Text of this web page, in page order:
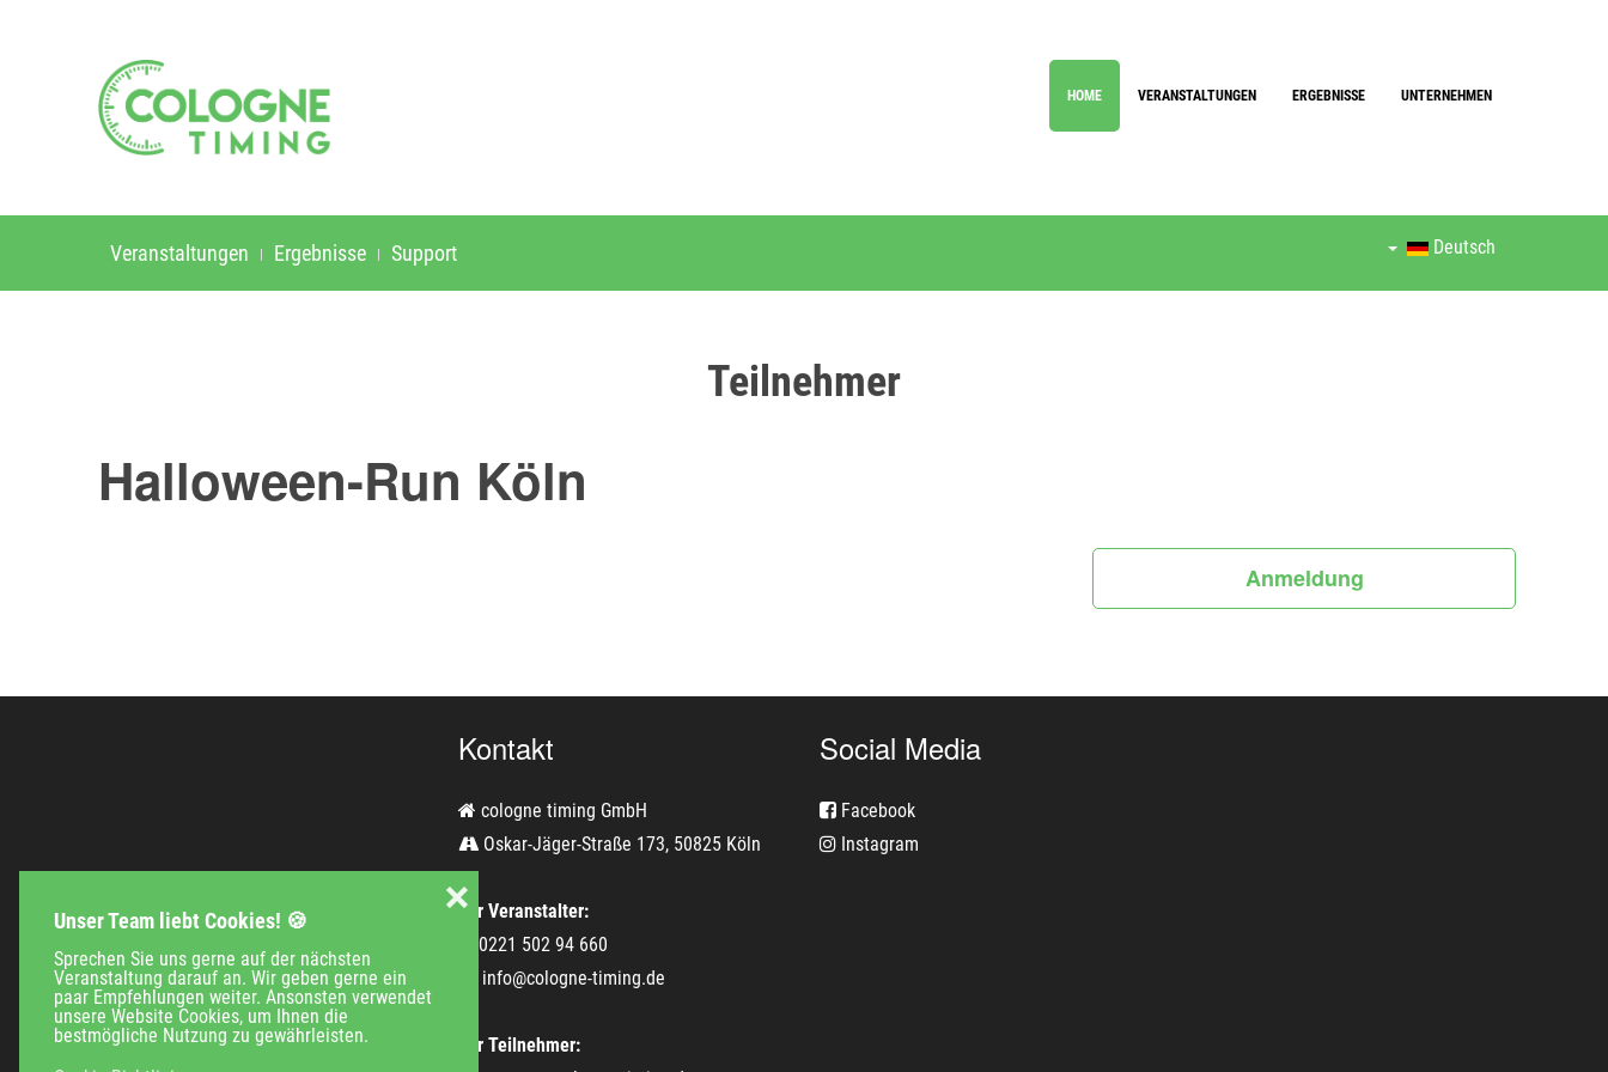
Unser Team liebt Cookies! 🍪
Sprechen Sie uns gerne auf der nächsten
Veranstaltung darauf an. Wir geben gerne ein
paar Empfehlungen weiter. Ansonsten verwendet
unsere Website Cookies, um Ihnen die
bestmögliche Nutzung zu gewährleisten.
❌
HOME VERANSTALTUNGEN ERGEBNISSE UNTERNEHMEN
Veranstaltungen Ergebnisse Support Deutsch
Teilnehmer
Halloween-Run Köln
Anmeldung
Kontakt
cologne timing GmbH
Oskar-Jäger-Straße 173, 50825 Köln
Für Veranstalter:
0221 502 94 660
info@cologne-timing.de
Für Teilnehmer:
Social Media
Facebook
Instagram